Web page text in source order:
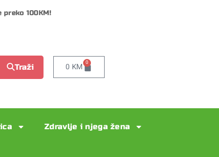
preko 100KM!
Traži 0 KM 0
Zdravlje i njega žena